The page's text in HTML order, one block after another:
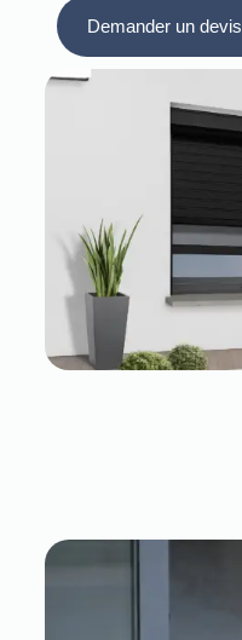
Demander un devis